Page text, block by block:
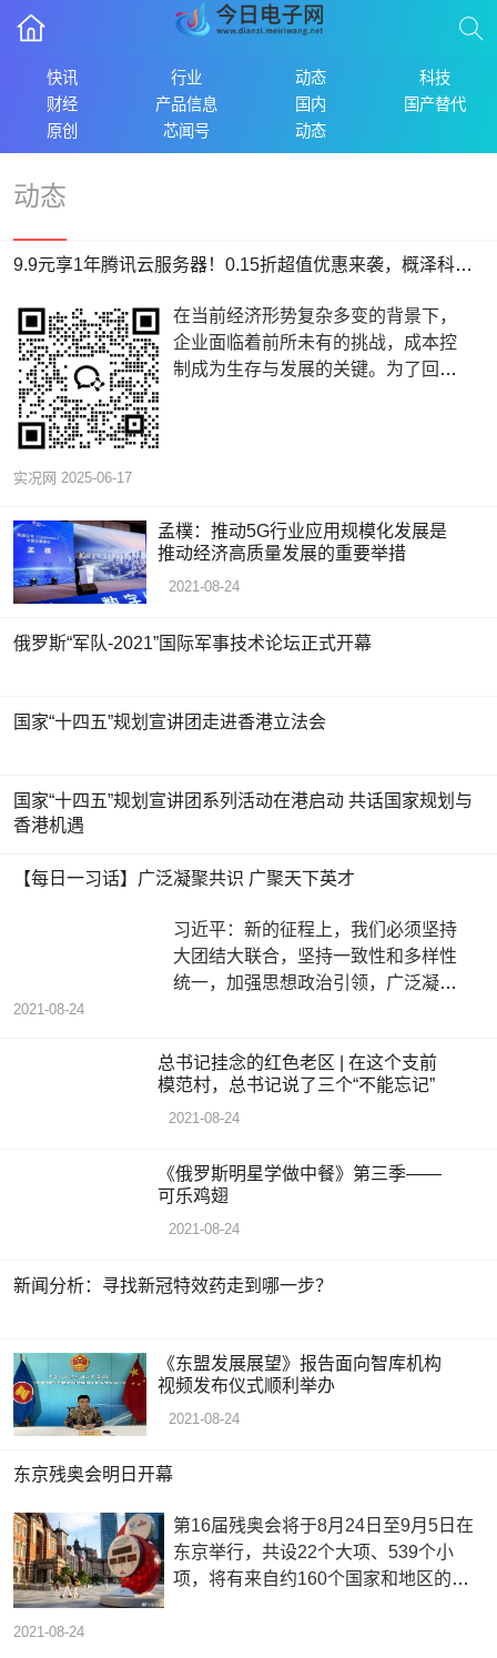
快讯 行业 动态
科技
财经
产品信息 国内
国产替代
原创
芯闻号 动态
动态
9.9元享1年腾讯云服务器！0.15折超值优惠来袭，概泽科技限时回馈！
在当前经济形势复杂多变的背景下，
企业面临着前所未有的挑战，成本控
制成为生存与发展的关键。为了回馈
实况网 2025-06-17
孟樸：推动5G行业应用规模化发展是
推动经济高质量发展的重要举措
2021-08-24
俄罗斯“军队-2021”国际军事技术论坛正式开幕
国家“十四五”规划宣讲团走进香港立法会
国家“十四五”规划宣讲团系列活动在港启动 共话国家规划与
香港机遇
【每日一习话】广泛凝聚共识 广聚天下英才
习近平：新的征程上，我们必须坚持
大团结大联合，坚持一致性和多样性
统一，加强思想政治引领，广泛凝聚
2021-08-24
总书记挂念的红色老区 | 在这个支前
模范村，总书记说了三个“不能忘记”
2021-08-24
《俄罗斯明星学做中餐》第三季——
可乐鸡翅
2021-08-24
新闻分析：寻找新冠特效药走到哪一步？
《东盟发展展望》报告面向智库机构
视频发布仪式顺利举办
2021-08-24
东京残奥会明日开幕
第16届残奥会将于8月24日至9月5日在
东京举行，共设22个大项、539个小
项，将有来自约160个国家和地区的
2021-08-24